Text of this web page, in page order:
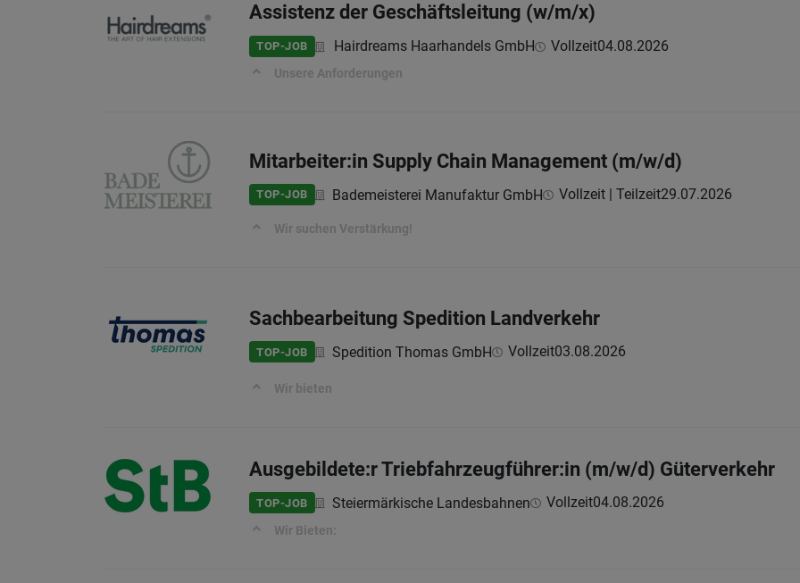
Assistenz der Geschäftsleitung (w/m/x)
TOP-JOB Hairdreams Haarhandels GmbH Vollzeit04.08.2026
Unsere Anforderungen
Mitarbeiter:in Supply Chain Management (m/w/d)
TOP-JOB Bademeisterei Manufaktur GmbH Vollzeit | Teilzeit29.07.2026
Wir suchen Verstärkung!
Sachbearbeitung Spedition Landverkehr
TOP-JOB Spedition Thomas GmbH Vollzeit03.08.2026
Wir bieten
Ausgebildete:r Triebfahrzeugführer:in (m/w/d) Güterverkehr
TOP-JOB Steiermärkische Landesbahnen Vollzeit04.08.2026
Wir Bieten: